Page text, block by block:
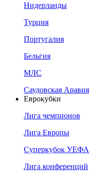
Нидерланды
Турция
Португалия
Бельгия
МЛС
Саудовская Аравия
Еврокубки
Лига чемпионов
Лига Европы
Суперкубок УЕФА
Лига конференций